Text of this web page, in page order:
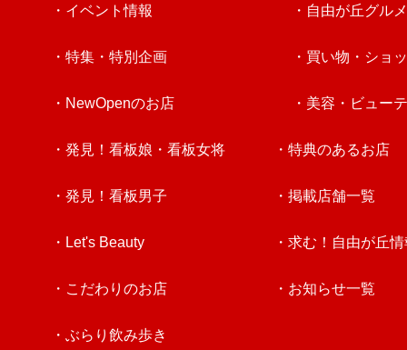
・イベント情報
・特集・特別企画
・NewOpenのお店
・発見！看板娘・看板女将
・発見！看板男子
・Let's Beauty
・こだわりのお店
・ぶらり飲み歩き
・自由が丘グルメ
・買い物・ショ
・美容・ビュー
・特典のあるお店
・掲載店舗一覧
・求む！自由が丘
・お知らせ一覧